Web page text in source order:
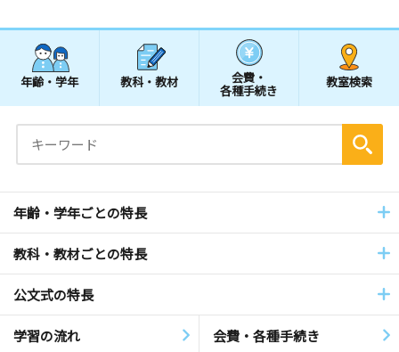
年齢・学年 教科・教材 会費・
各種手続き
教室検索
年齢・学年ごとの特長
教科・教材ごとの特長
公文式の特長
学習の流れ 会費・各種手続き